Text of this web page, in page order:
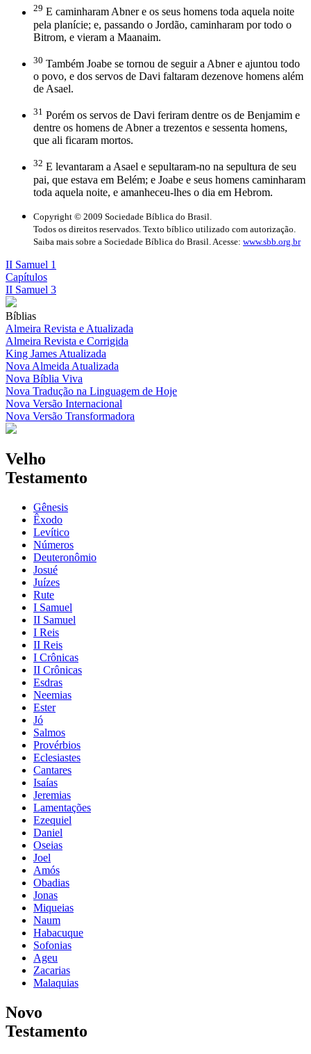
29 E caminharam Abner e os seus homens toda aquela noite
pela planície; e, passando o Jordão, caminharam por todo o
Bitrom, e vieram a Maanaim.
30 Também Joabe se tornou de seguir a Abner e ajuntou todo
o povo, e dos servos de Davi faltaram dezenove homens além
de Asael.
31 Porém os servos de Davi feriram dentre os de Benjamim e
dentre os homens de Abner a trezentos e sessenta homens,
que ali ficaram mortos.
32 E levantaram a Asael e sepultaram-no na sepultura de seu
pai, que estava em Belém; e Joabe e seus homens caminharam
toda aquela noite, e amanheceu-lhes o dia em Hebrom.
Copyright © 2009 Sociedade Bíblica do Brasil.
Todos os direitos reservados. Texto bíblico utilizado com autorização.
Saiba mais sobre a Sociedade Bíblica do Brasil. Acesse: www.sbb.org.br
II Samuel 1
Capítulos
II Samuel 3
Bíblias
Almeira Revista e Atualizada
Almeira Revista e Corrigida
King James Atualizada
Nova Almeida Atualizada
Nova Bíblia Viva
Nova Tradução na Linguagem de Hoje
Nova Versão Internacional
Nova Versão Transformadora
Velho
Testamento
Gênesis
Êxodo
Levítico
Números
Deuteronômio
Josué
Juízes
Rute
I Samuel
II Samuel
I Reis
II Reis
I Crônicas
II Crônicas
Esdras
Neemias
Ester
Jó
Salmos
Provérbios
Eclesiastes
Cantares
Isaías
Jeremias
Lamentações
Ezequiel
Daniel
Oseias
Joel
Amós
Obadias
Jonas
Miqueias
Naum
Habacuque
Sofonias
Ageu
Zacarias
Malaquias
Novo
Testamento